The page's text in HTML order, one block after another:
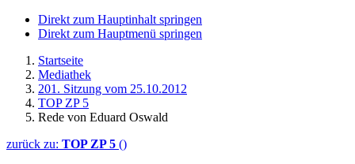
Direkt zum Hauptinhalt springen
Direkt zum Hauptmenü springen
Startseite
Mediathek
201. Sitzung vom 25.10.2012
TOP ZP 5
Rede von Eduard Oswald
zurück zu: TOP ZP 5 ()